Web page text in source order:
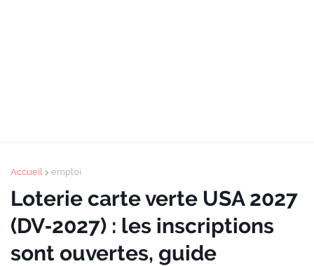
Accueil emploi
Loterie carte verte USA 2027
(DV‑2027) : les inscriptions
sont ouvertes, guide